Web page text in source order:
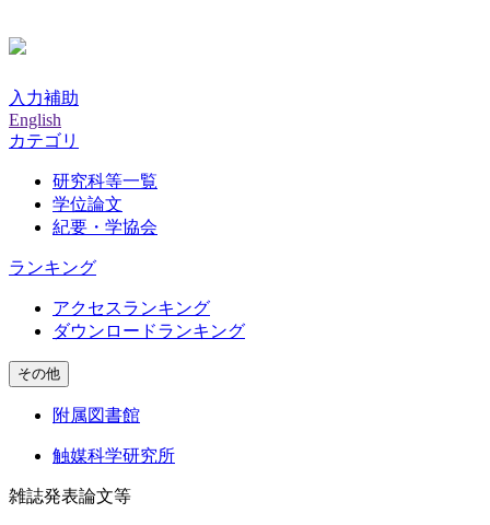
入力補助
English
カテゴリ
研究科等一覧
学位論文
紀要・学協会
ランキング
アクセスランキング
ダウンロードランキング
その他
附属図書館
触媒科学研究所
雑誌発表論文等